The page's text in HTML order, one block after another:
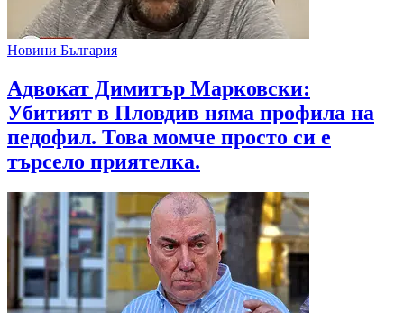
Новини България
Адвокат Димитър Марковски:
Убитият в Пловдив няма профила на
педофил. Това момче просто си е
търсело приятелка.